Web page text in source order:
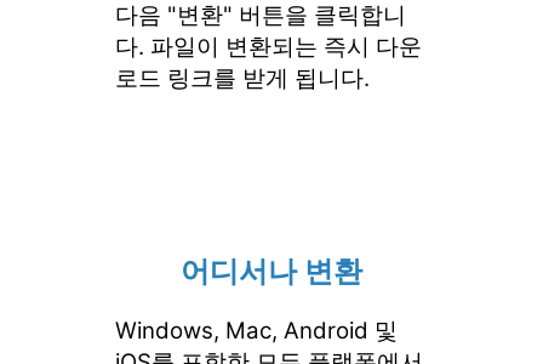
다음 "변환" 버튼을 클릭합니
다. 파일이 변환되는 즉시 다운
로드 링크를 받게 됩니다.
어디서나 변환
Windows, Mac, Android 및